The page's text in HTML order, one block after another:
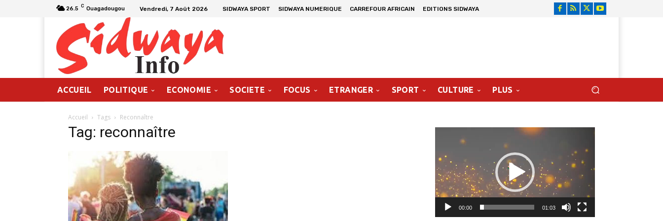
26.5 C Ouagadougou Vendredi, 7 Août 2026 SIDWAYA SPORT SIDWAYA NUMERIQUE CARREFOUR AFRICAIN EDITIONS SIDWAYA
ACCUEIL POLITIQUE ECONOMIE SOCIETE FOCUS ETRANGER SPORT CULTURE PLUS
Accueil Tags Reconnaître
Tag: reconnaître
00:00 01:03